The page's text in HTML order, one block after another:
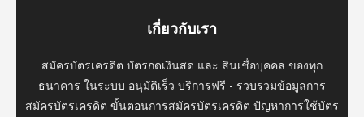
เกี่ยวกับเรา
สมัครบัตรเครดิต บัตรกดเงินสด และ สินเชื่อบุคคล ของทุก
ธนาคาร ในระบบ อนุมัติเร็ว บริการฟรี - รวบรวมข้อมูลการ
สมัครบัตรเครดิต ขั้นตอนการสมัครบัตรเครดิต ปัญหาการใช้บัตร